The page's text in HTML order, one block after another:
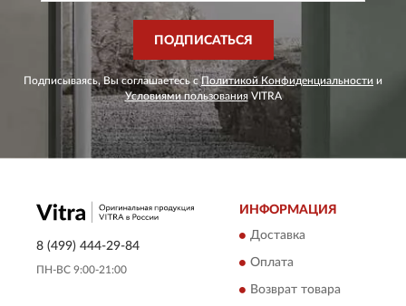
ПОДПИСАТЬСЯ
Подписываясь, Вы соглашаетесь сПолитикой Конфиденциальности и
Условиями пользованияVITRA
8 (499) 444-29-84
ПН-ВС 9:00-21:00
ИНФОРМАЦИЯ
Доставка
Оплата
Возврат товара